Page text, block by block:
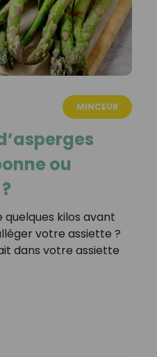
MINCEUR
ou
kilos avant
votre assiette ?
dans votre assiette